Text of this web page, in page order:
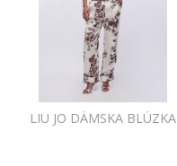
LIU JO DÁMSKA BLÚZKA